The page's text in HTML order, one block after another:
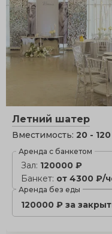
Летний шатер
Вместимость: 20 -
Аренда с банкетом
Зал: 120000 ₽
Банкет: от 4300 ₽/
Аренда без еды
120000 ₽ за